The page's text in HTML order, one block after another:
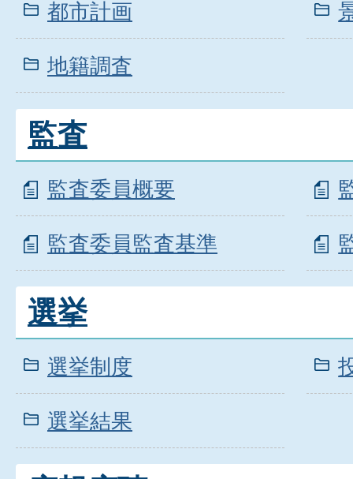
都市計画
地籍調査
監査
監査委員概要
監査委員監査基準
選挙
選挙制度
選挙結果